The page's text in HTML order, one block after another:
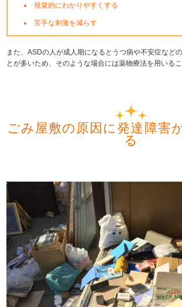
視覚的にわかりやすくする
苦手な刺激を減らす
また、ASDの人が成人期になるとうつ病や不安症など
とが多いため、そのような場合には薬物療法を用いるこ
ごみ屋敷の原因に発達障害
る